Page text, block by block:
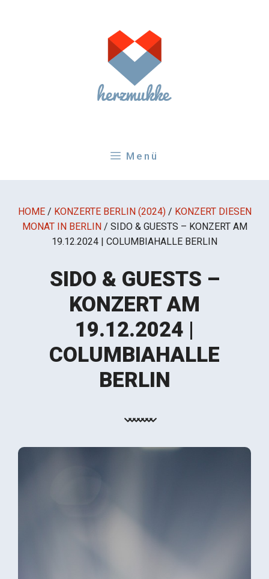
Menü
HOME / KONZERTE BERLIN (2024) / KONZERT DIESEN
MONAT IN BERLIN / SIDO & GUESTS – KONZERT AM
19.12.2024 | COLUMBIAHALLE BERLIN
SIDO & GUESTS –
KONZERT AM
19.12.2024 |
COLUMBIAHALLE
BERLIN